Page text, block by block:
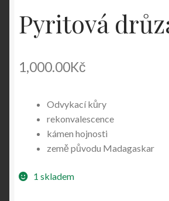
Pyritová
1,000.00Kč
Odvykací kůry
rekonvalescence
kámen hojnosti
země původu Madagaskar
1 skladem